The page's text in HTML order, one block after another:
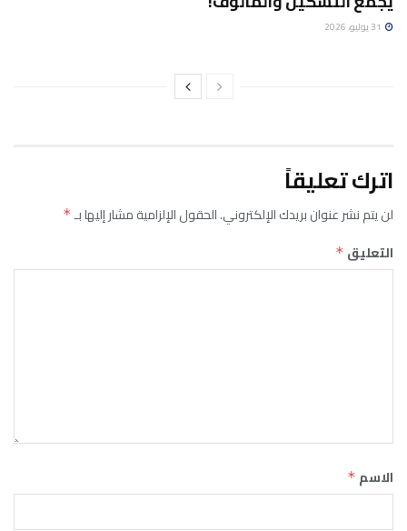
اترك تعليقاً
لن يتم نشر عنوان بريدك الإلكتروني.الحقول الإلزامية مشار إليها بـ*
التعليق *
الاسم *